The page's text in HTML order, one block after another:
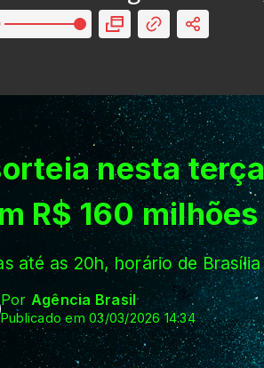
nesta
R$ 160 milhões
até as 20h, horário de Brasília
Por Agência Brasil
Publicado em 03/03/2026 14:34